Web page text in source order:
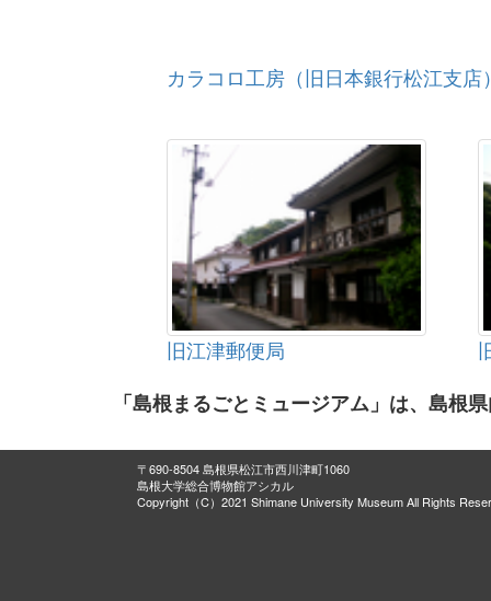
カラコロ工房（旧日本銀行松江支店
旧江津郵便局
「島根まるごとミュージアム」は、島根
〒690-8504 島根県松江市西川津町1060
島根大学総合博物館アシカル
Copyright（C）2021 Shimane University Museum All Rights